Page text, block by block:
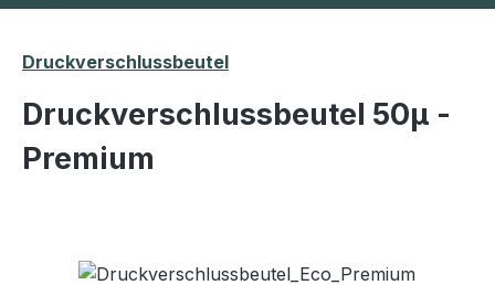
Druckverschlussbeutel
Druckverschlussbeutel 50μ -
Premium
Bildergalerie überspringen